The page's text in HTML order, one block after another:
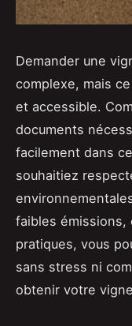
Demander une
complexe, mais
et accessible.
documents
facilement dans
souhaitiez
faibles émissions,
pratiques, vous
sans stress ni
obtenir votre